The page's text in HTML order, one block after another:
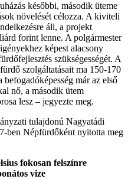
későbbi, második üteme
növelését célozza. A kiviteli
áll, a projekt
forint lenne. A polgármester
képest alacsony
szükségességét. A
szolgáltatásait ma 150-170
már az első
nő, a második ütem
lesz – jegyezte meg.
tulajdonú Nagyatádi
ben Népfürdőként nyitotta meg
fokosan felszínre
vize